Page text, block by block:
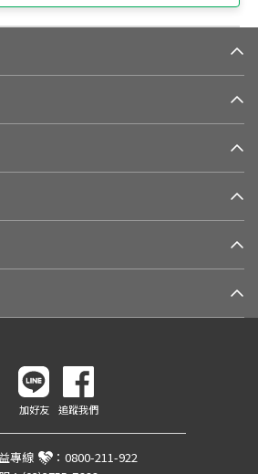
加好友 追蹤我們
專線 ： 0800-211-922